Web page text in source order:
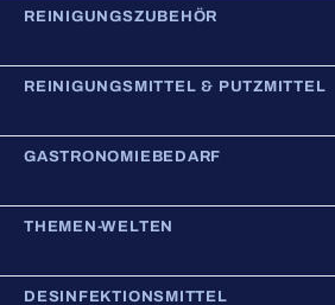
REINIGUNGSZUBEHÖR
REINIGUNGSMITTEL & PUTZMITTEL
GASTRONOMIEBEDARF
THEMEN-WELTEN
DESINFEKTIONSMITTEL